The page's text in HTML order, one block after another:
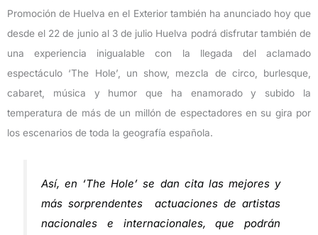
Promoción de Huelva en el Exterior también ha anunciado hoy que
desde el 22 de junio al 3 de julio Huelva podrá disfrutar también de
una experiencia inigualable con la llegada del aclamado
espectáculo ‘The Hole’, un show, mezcla de circo, burlesque,
cabaret, música y humor que ha enamorado y subido la
temperatura de más de un millón de espectadores en su gira por
los escenarios de toda la geografía española.
Así, en ‘The Hole’ se dan cita las mejores y
más sorprendentes actuaciones de artistas
nacionales e internacionales, que podrán